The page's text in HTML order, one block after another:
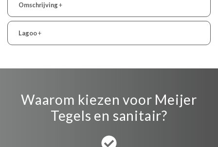
Omschrijving+
Lagoo+
Waarom kiezen voor Meijer
Tegels en sanitair?